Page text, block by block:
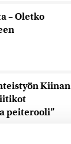
– Oletko
Kiinan
peiterooli”